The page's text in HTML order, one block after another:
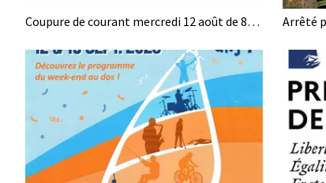
Coupure de courant mercredi 12 août de 8h00 à 16h30 au lieu-dit La Gauterie